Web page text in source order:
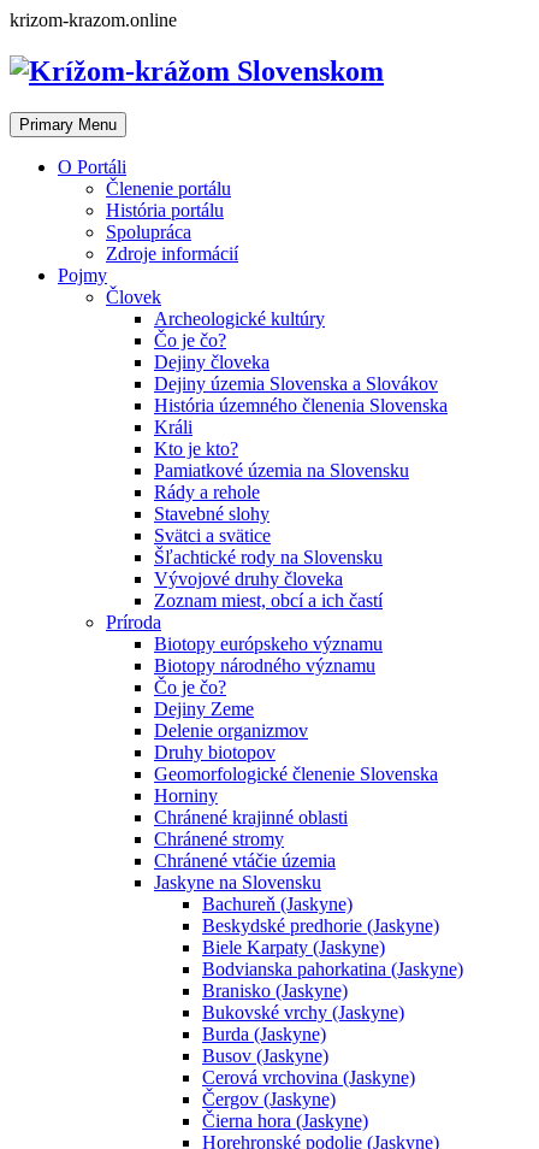
Skip
content
krizom-krazom.online
Primary Menu
O Portáli
Členenie portálu
História portálu
Spolupráca
Zdroje informácií
Pojmy
Človek
Archeologické kultúry
Čo je čo?
Dejiny človeka
Dejiny územia Slovenska a Slovákov
História územného členenia Slovenska
Králi
Kto je kto?
Pamiatkové územia na Slovensku
Rády a rehole
Stavebné slohy
Svätci a svätice
Šľachtické rody na Slovensku
Vývojové druhy človeka
Zoznam miest, obcí a ich častí
Príroda
Biotopy európskeho významu
Biotopy národného významu
Čo je čo?
Dejiny Zeme
Delenie organizmov
Druhy biotopov
Geomorfologické členenie Slovenska
Horniny
Chránené krajinné oblasti
Chránené stromy
Chránené vtáčie územia
Jaskyne na Slovensku
Bachureň (Jaskyne)
Beskydské predhorie (Jaskyne)
Biele Karpaty (Jaskyne)
Bodvianska pahorkatina (Jaskyne)
Branisko (Jaskyne)
Bukovské vrchy (Jaskyne)
Burda (Jaskyne)
Busov (Jaskyne)
Cerová vrchovina (Jaskyne)
Čergov (Jaskyne)
Čierna hora (Jaskyne)
Horehronské podolie (Jaskyne)